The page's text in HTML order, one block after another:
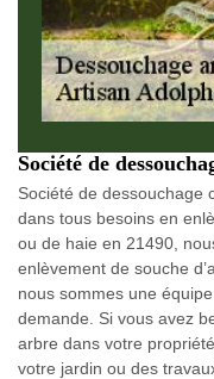
Société de
Société de dessouchage
dans tous besoins en
ou de haie en 21490,
enlèvement de souche
nous sommes une
demande. Si vous avez
arbre dans votre
votre jardin ou des